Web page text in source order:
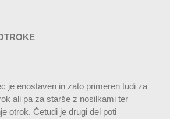
je enostaven in zato primeren tudi za
ali pa za starše z nosilkami ter
otrok. Četudi je drugi del poti